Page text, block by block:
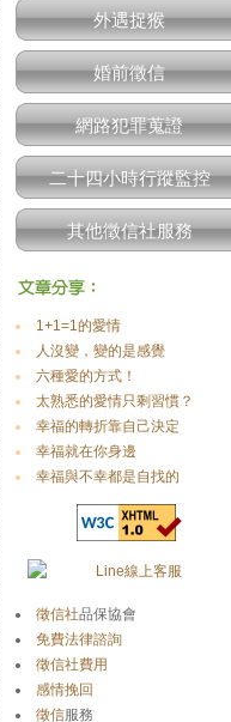
外遇捉猴
婚前徵信
網路犯罪蒐證
二十四小時行蹤監控
其他徵信社服務
1+1=1的愛情
人沒變，變的是感覺
六種愛的方式！
太熟悉的愛情只剩習慣？
幸福的轉折靠自己決定
幸福就在你身邊
幸福與不幸都是自找的
徵信社品保協會
免費法律諮詢
徵信社費用
感情挽回
徵信服務